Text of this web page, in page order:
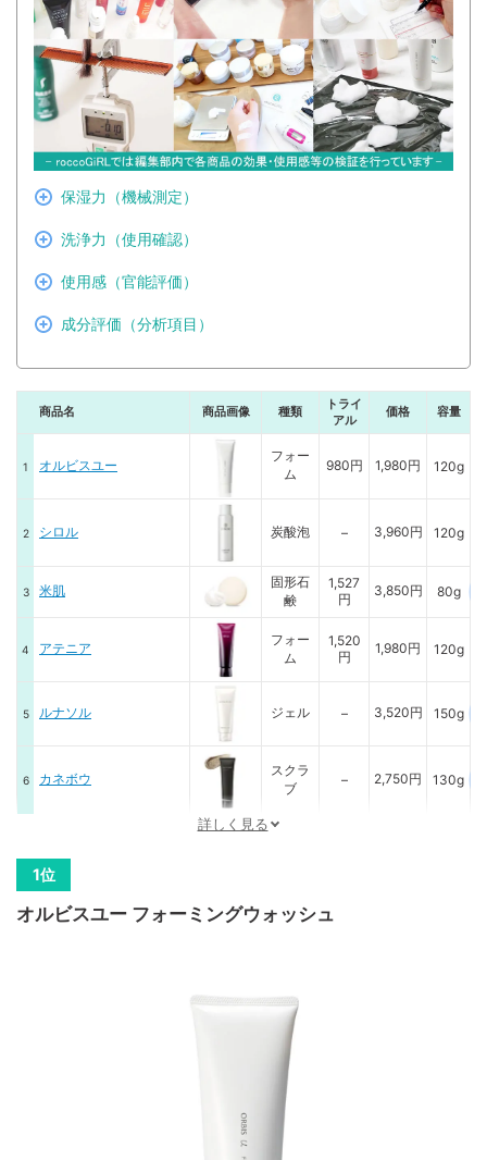
保湿力（機械測定）
洗浄力（使用確認）
使用感（官能評価）
成分評価（分析項目）
商品名 商品画像 種類
トライ
アル
価格 容量
オルビスユー
フォー
ム
980円 1,980円 120g
シロル 炭酸泡 – 3,960円 120g
米肌
固形石
鹸
1,527
円
3,850円 80g
アテニア
フォー
ム
1,520
円
1,980円 120g
ルナソル ジェル – 3,520円 150g
カネボウ
スクラ
ブ
– 2,750円 130g
洗顔専科
フォー
ム
ジェル
固形石
鹸
詳しく見る
オルビスユー フォーミングウォッシュ